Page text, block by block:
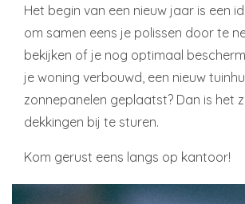
Het begin van een nieuw jaar is een
om samen eens je polissen door te
bekijken of je nog optimaal
je woning verbouwd, een nieuw
zonnepanelen geplaatst? Dan is het
dekkingen bij te sturen.
Kom gerust eens langs op kantoor!